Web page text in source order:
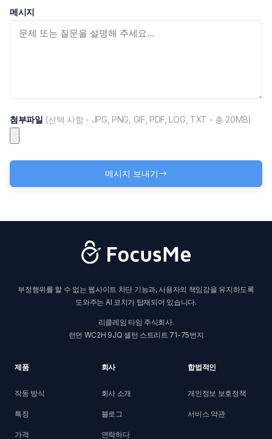
메시지
첨부파일 (선택 사항 - JPG, PNG, GIF, PDF, LOG, TXT - 총 20MB)
메시지 보내기
부정행위를 할 수 없는 웹사이트 차단 기능과, 사용자의 책임감을 유지하도록
도와주는 AI 코치가 탑재되어 있습니다.
리클레임 타임 주식회사.
런던 WC2H 9JQ 셸턴 스트리트 71-75번지
제품
작동 방식
특징
가격
회사
회사 소개
블로그
연락하다
합법적인
개인정보 보호정책
서비스 약관